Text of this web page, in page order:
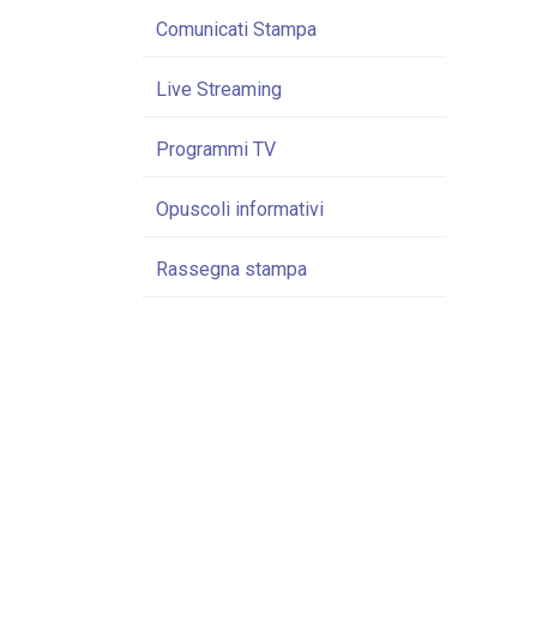
Comunicati Stampa
Live Streaming
Programmi TV
Opuscoli informativi
Rassegna stampa